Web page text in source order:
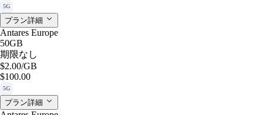
5G
プラン詳細
Antares Europe
50GB
期限なし
$2.00/GB
$100.00
5G
プラン詳細